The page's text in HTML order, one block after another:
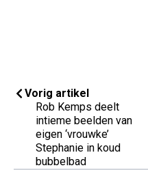
Vorig artikel
Rob Kemps deelt
intieme beelden van
eigen ‘vrouwke’
Stephanie in koud
bubbelbad